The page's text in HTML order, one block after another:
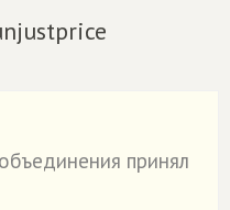
принял